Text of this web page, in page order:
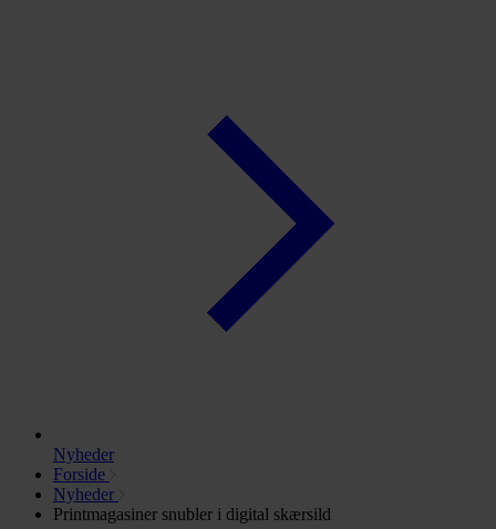
Nyheder
Forside
Nyheder
Printmagasiner snubler i digital skærsild